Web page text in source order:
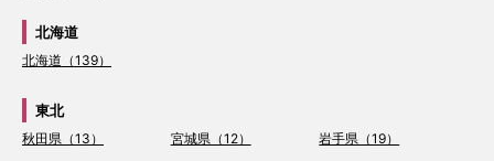
北海道
北海道（139）
東北
秋田県（13） 宮城県（12）
岩手県（19）